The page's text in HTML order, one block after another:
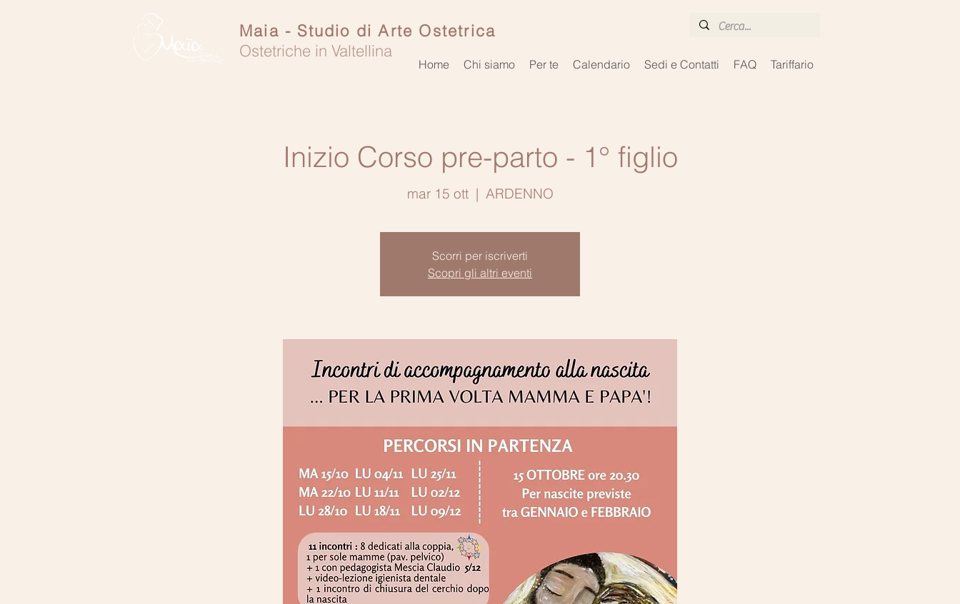
Maia - Studio di Arte Ostetrica
Ostetriche in Valtellina
Home Chi siamo Per te Calendario Sedi e Contatti FAQ Tariffario
Inizio Corso pre-parto - 1° figlio
mar 15 ott
  |
ARDENNO
Scorri per iscriverti
Scopri gli altri eventi